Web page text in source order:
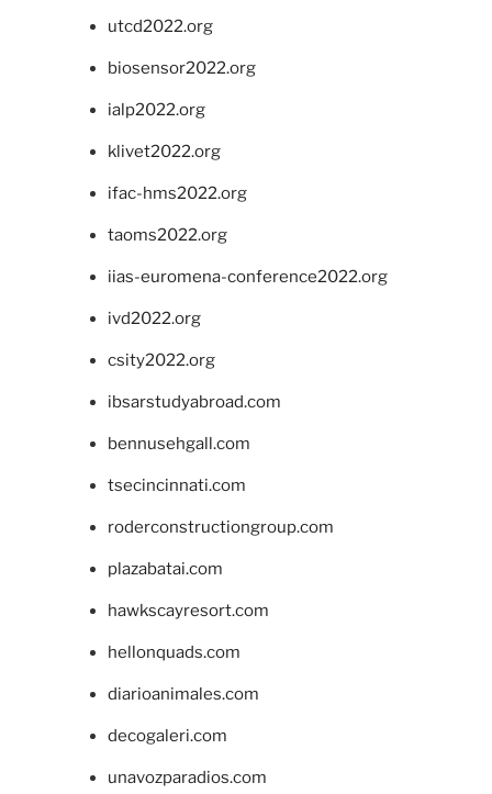
utcd2022.org
biosensor2022.org
ialp2022.org
klivet2022.org
ifac-hms2022.org
taoms2022.org
iias-euromena-conference2022.org
ivd2022.org
csity2022.org
ibsarstudyabroad.com
bennusehgall.com
tsecincinnati.com
roderconstructiongroup.com
plazabatai.com
hawkscayresort.com
hellonquads.com
diarioanimales.com
decogaleri.com
unavozparadios.com